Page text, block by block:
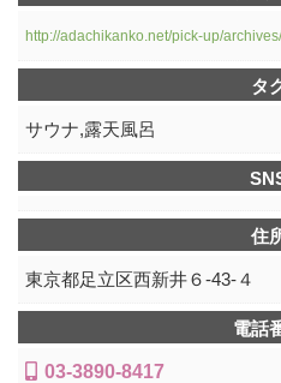
http://adachikanko.net/pick-up/
タ
サウナ,露天風呂
住
東京都足立区西新井６‐43‐４
電話
03-3890-8417